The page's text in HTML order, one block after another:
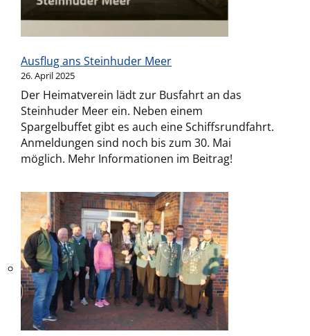
Ausflug ans Steinhuder Meer
26. April 2025
Der Heimatverein lädt zur Busfahrt an das
Steinhuder Meer ein. Neben einem
Spargelbuffet gibt es auch eine Schiffsrundfahrt.
Anmeldungen sind noch bis zum 30. Mai
möglich. Mehr Informationen im Beitrag!